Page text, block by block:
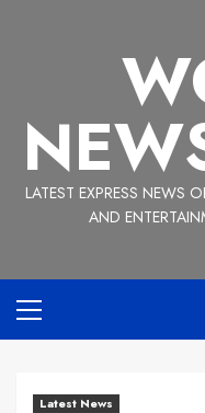
LATEST EXPRESS NEWS
AND
Menu
Latest News